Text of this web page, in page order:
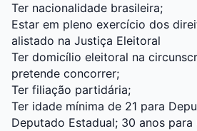
Ter nacionalidade brasileira;
Estar em pleno exercício dos
alistado na Justiça Eleitoral
Ter domicílio eleitoral na
pretende concorrer;
Ter filiação partidária;
Ter idade mínima de 21 para
Deputado Estadual; 30 anos